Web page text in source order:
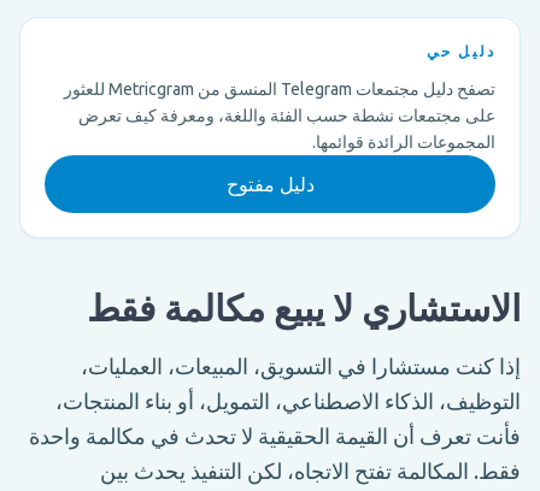
دليل حي
تصفح دليل مجتمعات Telegram المنسق من Metricgram للعثور
على مجتمعات نشطة حسب الفئة واللغة، ومعرفة كيف تعرض
المجموعات الرائدة قوائمها.
دليل مفتوح
الاستشاري لا يبيع مكالمة فقط
إذا كنت مستشارا في التسويق، المبيعات، العمليات،
التوظيف، الذكاء الاصطناعي، التمويل، أو بناء المنتجات،
فأنت تعرف أن القيمة الحقيقية لا تحدث في مكالمة واحدة
فقط. المكالمة تفتح الاتجاه، لكن التنفيذ يحدث بين